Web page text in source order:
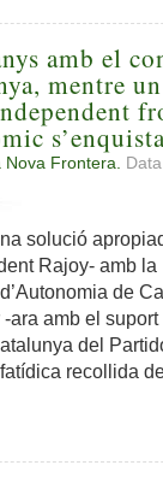
amb el
mentre
Frontera.
solució
Rajoy- amb
de
ara amb el
del
recollida